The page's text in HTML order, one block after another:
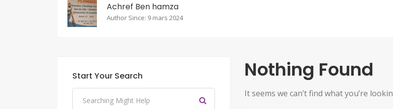
Achref Ben hamza
Author Since: 9 mars 2024
Nothing Found
It seems we can’t find what you’re
Start Your Search